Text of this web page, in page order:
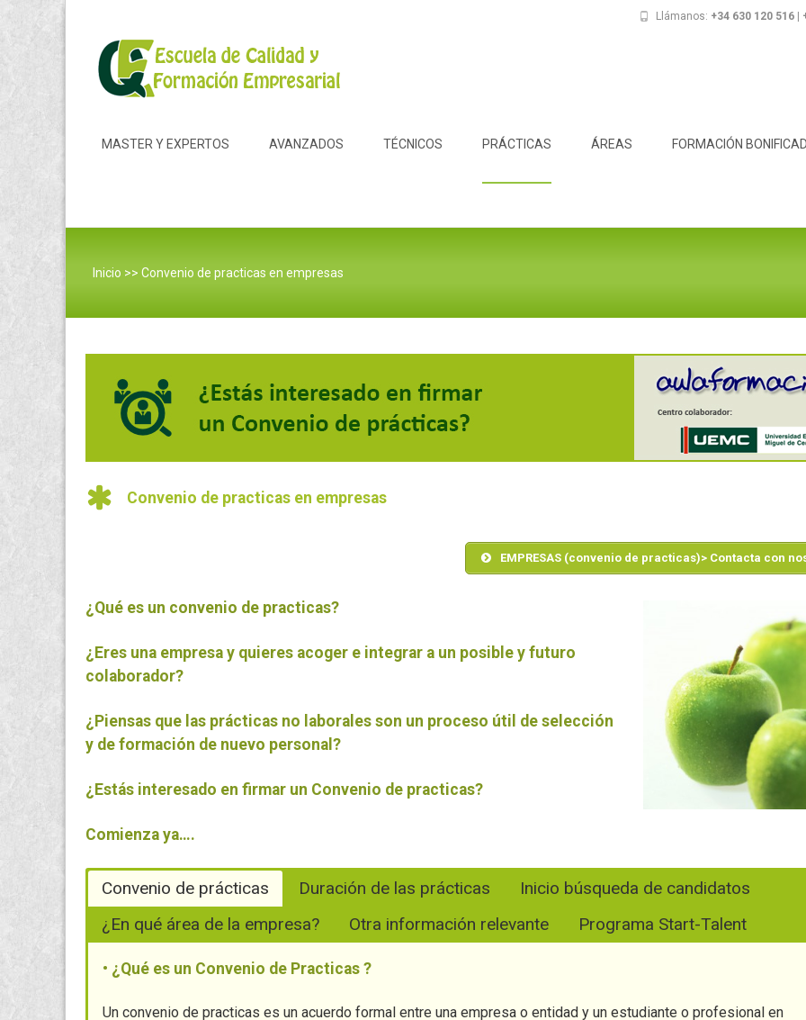
Llámanos: +34 630 120 516 |
MASTER Y EXPERTOS AVANZADOS TÉCNICOS PRÁCTICAS ÁREAS FORMACIÓN
Inicio >> Convenio de practicas en empresas
Convenio de practicas en empresas
EMPRESAS (convenio de practicas)> Contacta con
¿Qué es un convenio de practicas?
¿Eres una empresa y quieres acoger e integrar a un posible y futuro
colaborador?
¿Piensas que las prácticas no laborales son un proceso útil de selección
y de formación de nuevo personal?
¿Estás interesado en firmar un Convenio de practicas?
Comienza ya….
Convenio de prácticas Duración de las prácticas
Inicio búsqueda de candidatos
¿En qué área de la empresa?
Otra información relevante Programa Start-Talent
• ¿Qué es un Convenio de Practicas ?
Un convenio de practicas es un acuerdo formal entre una empresa o entidad y un estudiante o profesional en